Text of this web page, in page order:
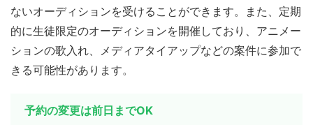
ないオーディションを受けることができます。また、定期
的に生徒限定のオーディションを開催しており、アニメー
ションの歌入れ、メディアタイアップなどの案件に参加で
きる可能性があります。
予約の変更は前日までOK